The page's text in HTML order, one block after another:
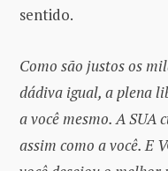
sentido.
Como são justos os
dádiva igual, a plena
a você mesmo. A SUA
assim como a você. E